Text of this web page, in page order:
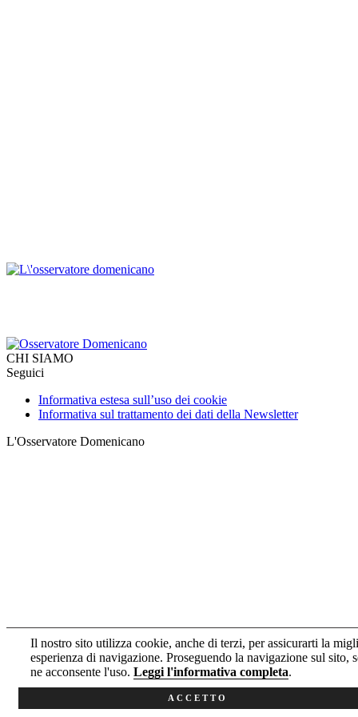
Il nostro sito utilizza cookie, anche di terzi, per assicurarti la
esperienza di navigazione. Proseguendo la navigazione sul sito,
ne acconsente l'uso. Leggi l'informativa completa.
ACCETTO
CHI SIAMO
Seguici
Informativa estesa sull’uso dei cookie
Informativa sul trattamento dei dati della Newsletter
L'Osservatore Domenicano